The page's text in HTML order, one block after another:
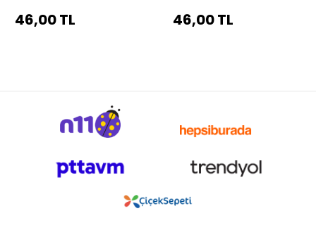
46,00 TL 46,00 TL